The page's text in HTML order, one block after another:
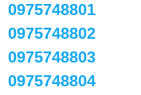
0975748801
0975748802
0975748803
0975748804